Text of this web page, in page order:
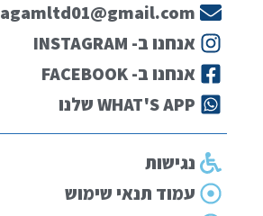
agamltd01@gmail.com
אנחנו ב- INSTAGRAM
אנחנו ב- FACEBOOK
WHAT'S APP שלנו
נגישות
עמוד תנאי שימוש